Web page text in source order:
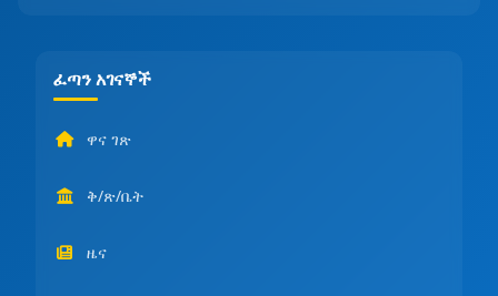
ፈጣን አገናኞች
ዋና ገጽ
ቅ/ጽ/ቤት
ዜና